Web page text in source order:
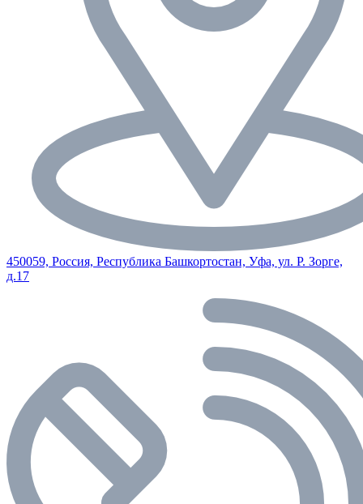
450059, Россия, Республика Башкортостан, Уфа, ул. Р. Зорге,
д.17